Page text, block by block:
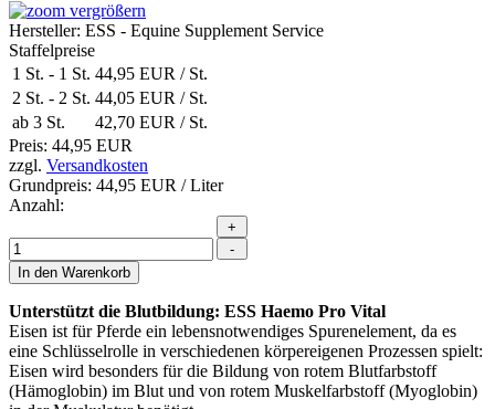
vergrößern
Hersteller: ESS - Equine Supplement Service
Staffelpreise
1 St. - 1 St. 44,95 EUR / St.
2 St. - 2 St. 44,05 EUR / St.
ab 3 St.
42,70 EUR / St.
Preis: 44,95 EUR
zzgl. Versandkosten
Grundpreis: 44,95 EUR / Liter
Anzahl:
Unterstützt die Blutbildung: ESS Haemo Pro Vital
Eisen ist für Pferde ein lebensnotwendiges Spurenelement, da es
eine Schlüsselrolle in verschiedenen körpereigenen Prozessen spielt:
Eisen wird besonders für die Bildung von rotem Blutfarbstoff
(Hämoglobin) im Blut und von rotem Muskelfarbstoff (Myoglobin)